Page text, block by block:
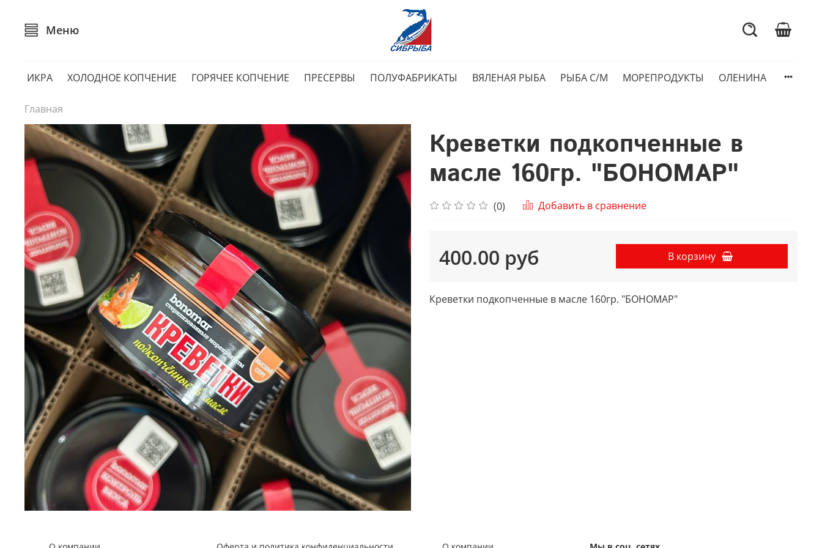
Меню
ИКРА ХОЛОДНОЕ КОПЧЕНИЕ ГОРЯЧЕЕ КОПЧЕНИЕ ПРЕСЕРВЫ ПОЛУФАБРИКАТЫ ВЯЛЕНАЯ РЫБА РЫБА С/М МОРЕПРОДУКТЫ ОЛЕНИНА
Главная
Креветки подкопченные в
масле 160гр. "БОНОМАР"
(0) Добавить в сравнение
400.00 руб В корзину
Креветки подкопченные в масле 160гр. "БОНОМАР"